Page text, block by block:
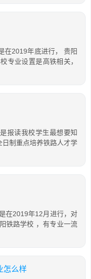
在2019年底进行， 贵阳
专业设置是高铁相关，
报读我校学生最想要知
制重点培养铁路人才学
在2019年12月进行，对
铁路学校 ，有专业一流
怎么样